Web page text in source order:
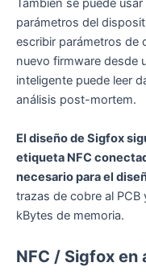
También se puede
parámetros del
escribir parámetros de
nuevo firmware desde
inteligente puede leer
análisis post-mortem.
El diseño de Sigfox
etiqueta NFC
necesario para el
trazas de cobre al PCB
kBytes de memoria.
NFC / Sigfox